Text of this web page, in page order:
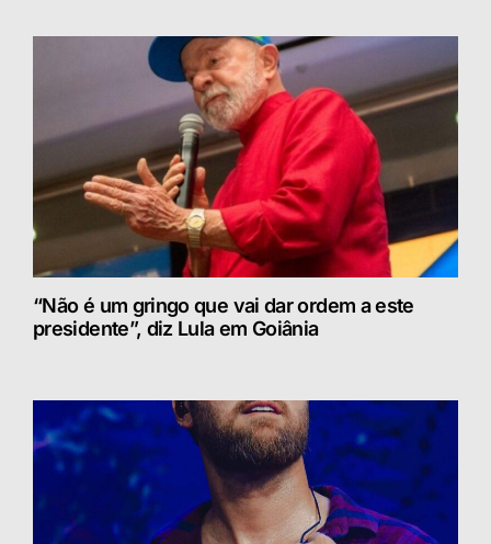
“Não é um gringo que vai dar ordem a este
presidente”, diz Lula em Goiânia